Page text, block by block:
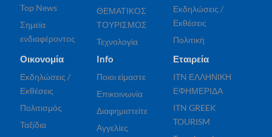
Top News
Σημεία
ενδιαφέροντος
ΘΕΜΑΤΙΚΟΣ
ΤΟΥΡΙΣΜΟΣ
Τεχνολογία
Εκδηλώσεις /
Εκθέσεις
Πολιτική
Οικονομία
Εκδηλώσεις /
Εκθέσεις
Πολιτισμός
Ταξίδια
Info
Ποιοι είμαστε
Επικοινωνία
Διαφημιστείτε
Αγγελίες
Εταιρεία
ITN ΕΛΛΗΝΙΚΗ
ΕΦΗΜΕΡΙΔΑ
ITN GREEK
TOURISM